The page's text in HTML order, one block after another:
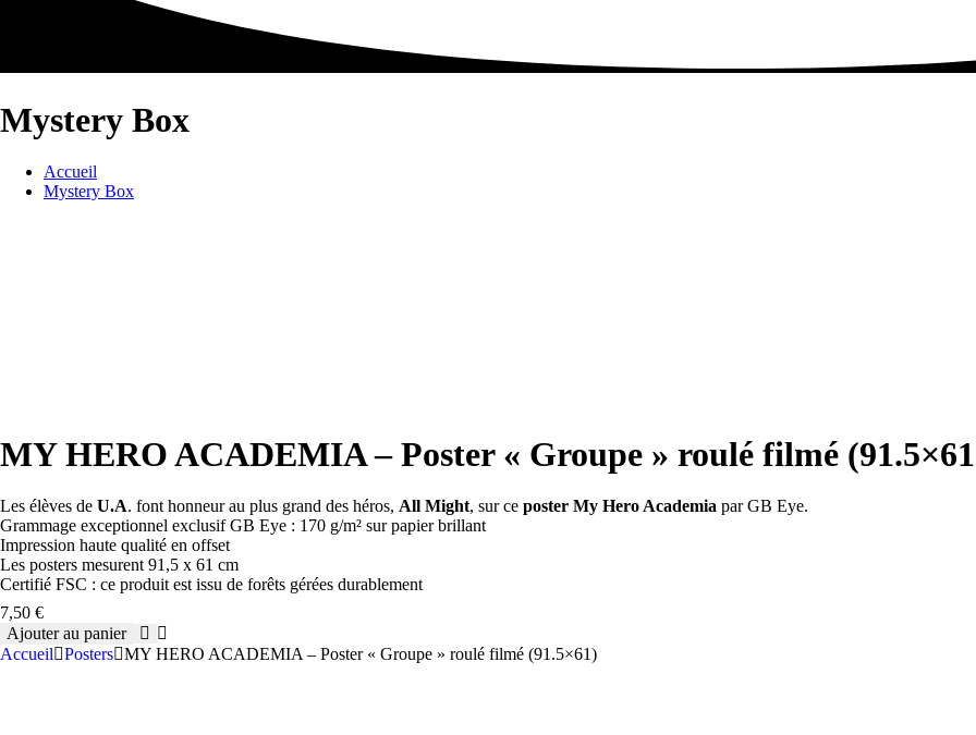
Mystery Box
Accueil
Mystery Box
MY HERO ACADEMIA – Poster « Groupe » roulé filmé
Les élèves de U.A. font honneur au plus grand des héros, All Might, sur ce poster My Hero Academia par GB Eye.
Grammage exceptionnel exclusif GB Eye : 170 g/m² sur papier brillant
Impression haute qualité en offset
Les posters mesurent 91,5 x 61 cm
Certifié FSC : ce produit est issu de forêts gérées durablement
7,50 €
quantité
de
Ajouter au panier
Accueil
Posters MY HERO ACADEMIA – Poster « Groupe » roulé filmé (91.5×61)